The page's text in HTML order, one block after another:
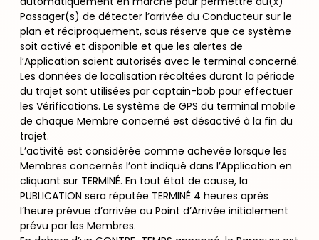
Passager(s) de détecter l’arrivée du Conducteur sur le
plan et réciproquement, sous réserve que ce système
soit activé et disponible et que les alertes de
l’Application soient autorisés avec le terminal concerné.
Les données de localisation récoltées durant la période
du trajet sont utilisées par captain-bob pour effectuer
les Vérifications. Le système de GPS du terminal mobile
de chaque Membre concerné est désactivé à la fin du
trajet.
L’activité est considérée comme achevée lorsque les
Membres concernés l’ont indiqué dans l’Application en
cliquant sur TERMINÉ. En tout état de cause, la
PUBLICATION sera réputée TERMINÉ 4 heures après
l’heure prévue d’arrivée au Point d’Arrivée initialement
prévu par les Membres.